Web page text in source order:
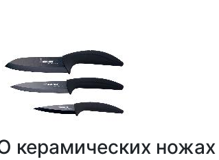
керамических ножах